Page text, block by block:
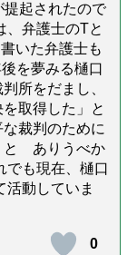
起されたので
弁護士のTと
いた弁護士も
を夢みる樋口
所をだまし、
取得した」と
裁判のために
と ありうべか
でも現在、樋口
活動していま
0